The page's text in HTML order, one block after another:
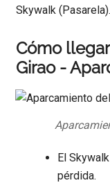
Skywalk (Pasarela).
Cómo
Girao -
El
pérdida.